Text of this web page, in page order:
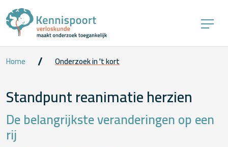
Home Onderzoek in 't kort
Standpunt reanimatie herzien
De belangrijkste veranderingen op een
rij